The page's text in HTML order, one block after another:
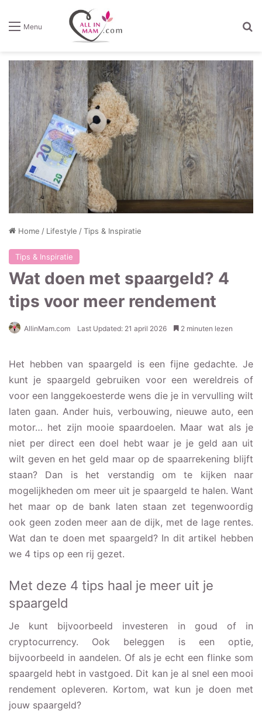
Menu
Home / Lifestyle /Tips & Inspiratie
Tips & Inspiratie
Wat doen met spaargeld? 4
tips voor meer rendement
AllinMam.com Last Updated: 21 april 2026 2 minuten lezen
Het hebben van spaargeld is een fijne gedachte. Je
kunt je spaargeld gebruiken voor een wereldreis of
voor een langgekoesterde wens die je in vervulling wilt
laten gaan. Ander huis, verbouwing, nieuwe auto, een
motor… het zijn mooie spaardoelen. Maar wat als je
niet per direct een doel hebt waar je je geld aan uit
wilt geven en het geld maar op de spaarrekening blijft
staan? Dan is het verstandig om te kijken naar
mogelijkheden om meer uit je spaargeld te halen. Want
het maar op de bank laten staan zet tegenwoordig
ook geen zoden meer aan de dijk, met de lage rentes.
Wat dan te doen met spaargeld? In dit artikel hebben
we 4 tips op een rij gezet.
Met deze 4 tips haal je meer uit je
spaargeld
Je kunt bijvoorbeeld investeren in goud of in
cryptocurrency. Ook beleggen is een optie,
bijvoorbeeld in aandelen. Of als je echt een flinke som
spaargeld hebt in vastgoed. Dit kan je al snel een mooi
rendement opleveren. Kortom, wat kun je doen met
jouw spaargeld?